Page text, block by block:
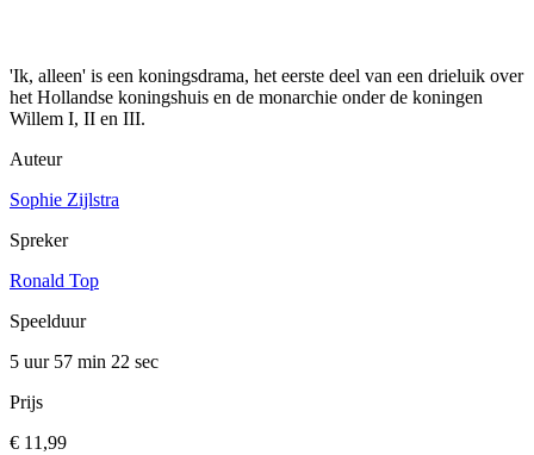
'Ik, alleen' is een koningsdrama, het eerste deel van een drieluik over
het Hollandse koningshuis en de monarchie onder de koningen
Willem I, II en III.
Auteur
Sophie Zijlstra
Spreker
Ronald Top
Speelduur
5 uur 57 min 22 sec
Prijs
€ 11,99